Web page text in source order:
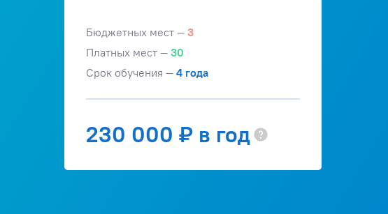
Бюджетных мест — 3
Платных мест — 30
Срок обучения — 4 года
230 000 ₽ в год